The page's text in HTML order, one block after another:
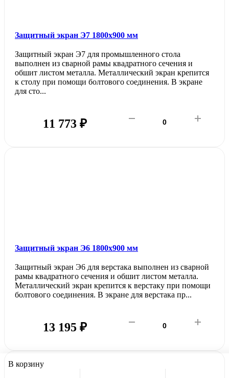
В корзину
Защитный экран Э7 1800х900 мм
Защитный экран Э7 для промышленного стола
выполнен из сварной рамы квадратного сечения и
обшит листом металла. Металлический экран крепится
к столу при помощи болтового соединения. В экране
для сто...
11 773 ₽
Защитный экран Э6 1800х900 мм
Защитный экран Э6 для верстака выполнен из сварной
рамы квадратного сечения и обшит листом металла.
Металлический экран крепится к верстаку при помощи
болтового соединения. В экране для верстака пр...
13 195 ₽